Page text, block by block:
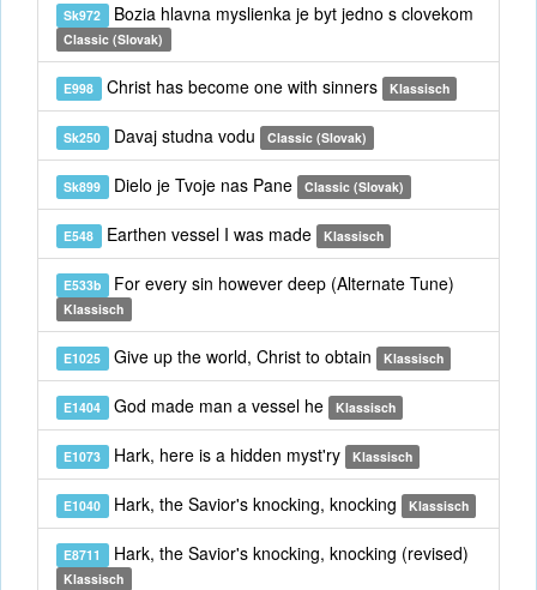
Sk972 Bozia hlavna myslienka je byt jedno s clovekom
Classic (Slovak)
E998 Christ has become one with sinners Klassisch
Sk250 Davaj studna vodu Classic (Slovak)
Sk899 Dielo je Tvoje nas Pane Classic (Slovak)
E548 Earthen vessel I was made Klassisch
E533b For every sin however deep (Alternate Tune)
Klassisch
E1025 Give up the world, Christ to obtain Klassisch
E1404 God made man a vessel he Klassisch
E1073 Hark, here is a hidden myst'ry Klassisch
E1040 Hark, the Savior's knocking, knocking Klassisch
E8711 Hark, the Savior's knocking, knocking (revised)
Klassisch